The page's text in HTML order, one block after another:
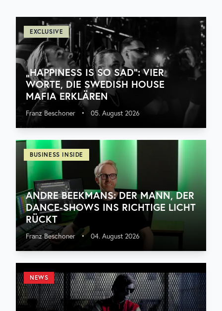
EXCLUSIVE
„HAPPINESS IS SO SAD“: VIER
WORTE, DIE SWEDISH HOUSE
MAFIA ERKLÄREN
Franz Beschoner • 05. August 2026
BUSINESS INSIDE
ANDRE BEEKMANS: DER MANN, DER
DANCE-SHOWS INS RICHTIGE LICHT
RÜCKT
Franz Beschoner • 04. August 2026
NEWS